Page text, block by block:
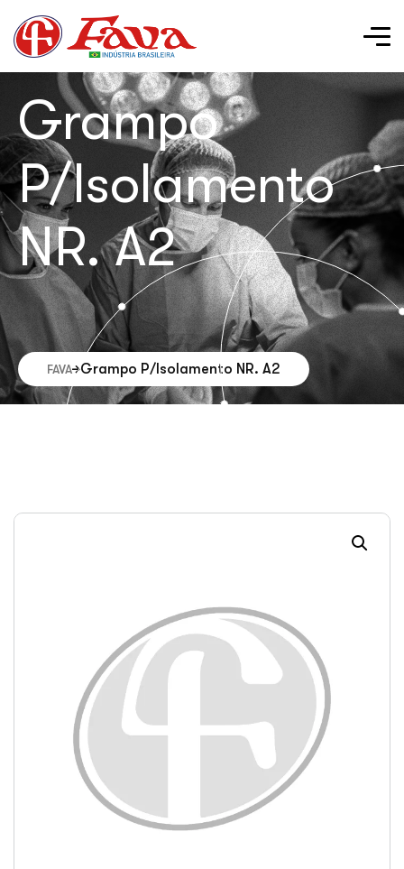
Grampo
P/Isolamento
NR. A2
FAVA Grampo P/Isolamento NR. A2